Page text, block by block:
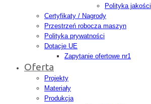
Polityka jakości
Certyfikaty / Nagrody
Przestrzeń robocza maszyn
Polityka prywatności
Dotacje UE
Zapytanie ofertowe nr1
Oferta
Projekty
Materiały
Produkcja